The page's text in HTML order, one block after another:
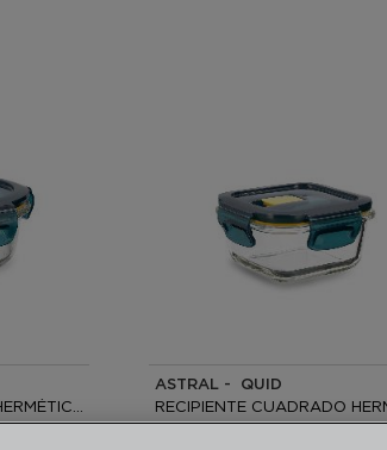
ASTRAL - QUID
11,6x11,6x6,3CM - 32CL